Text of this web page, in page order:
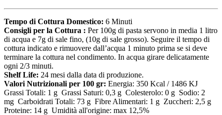
Tempo di Cottura Domestico: 6 Minuti
Consigli per la Cottura : Per 100g di pasta servono in media 1 litro
di acqua e 7g di sale fino, (10g di sale grosso). Seguire il tempo di
cottura indicato e rimuovere dall’acqua 1 minuto prima se si deve
terminare la cottura nel condimento. In acqua girare delicatamente
ogni 2/3 minuti.
Shelf Life: 24 mesi dalla data di produzione.
Valori Nutrizionali per 100 gr: Energia: 350 Kcal / 1486 KJ
Grassi Totali: 1 g Grassi Saturi: 0,3 g Colesterolo: 0 g Sodio: 2
mg Carboidrati Totali: 73 g Fibre Alimentari: 1 g Zuccheri: 2,5 g
Proteine: 14 g Umidità all'origine: max 12,5%